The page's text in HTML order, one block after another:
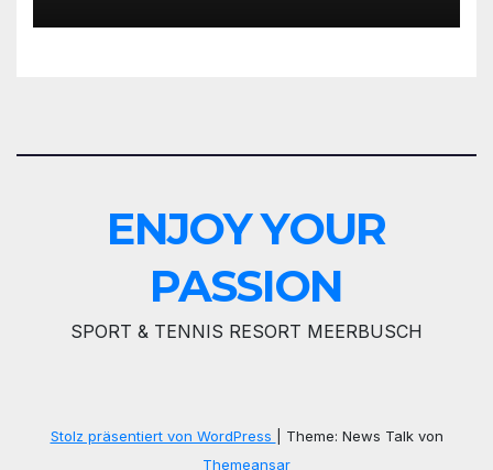
ENJOY YOUR
PASSION
SPORT & TENNIS RESORT MEERBUSCH
Stolz präsentiert von WordPress
Theme: News Talk von
Themeansar